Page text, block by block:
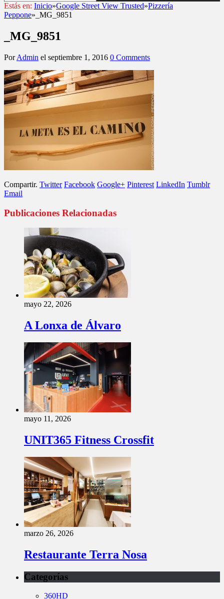
Estás en: Inicio»Google Street View Trusted»Pizzería
Peppone» _MG_9851
_MG_9851
PorAdmin el septiembre 1, 2016 0 Comments
Compartir. Twitter Facebook Google+ Pinterest LinkedIn Tumblr
Email
Publicaciones Relacionadas
mayo 22, 2026
A Lonxa de Álvaro
mayo 11, 2026
UNIT365 Fitness Crossfit
marzo 26, 2026
Restaurante Terra Nosa
Categorías
360HD